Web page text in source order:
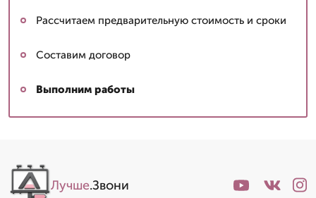
Рассчитаем предварительную стоимость и сроки
Составим договор
Выполним работы
Лучше.Звони